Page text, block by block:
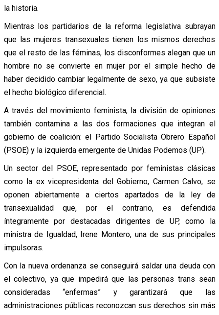
la historia.
Mientras los partidarios de la reforma legislativa subrayan
que las mujeres transexuales tienen los mismos derechos
que el resto de las féminas, los disconformes alegan que un
hombre no se convierte en mujer por el simple hecho de
haber decidido cambiar legalmente de sexo, ya que subsiste
el hecho biológico diferencial.
A través del movimiento feminista, la división de opiniones
también contamina a las dos formaciones que integran el
gobierno de coalición: el Partido Socialista Obrero Español
(PSOE) y la izquierda emergente de Unidas Podemos (UP).
Un sector del PSOE, representado por feministas clásicas
como la ex vicepresidenta del Gobierno, Carmen Calvo, se
oponen abiertamente a ciertos apartados de la ley de
transexualidad que, por el contrario, es defendida
íntegramente por destacadas dirigentes de UP, como la
ministra de Igualdad, Irene Montero, una de sus principales
impulsoras.
Con la nueva ordenanza se conseguirá saldar una deuda con
el colectivo, ya que impedirá que las personas trans sean
consideradas “enfermas” y garantizará que las
administraciones públicas reconozcan sus derechos sin más